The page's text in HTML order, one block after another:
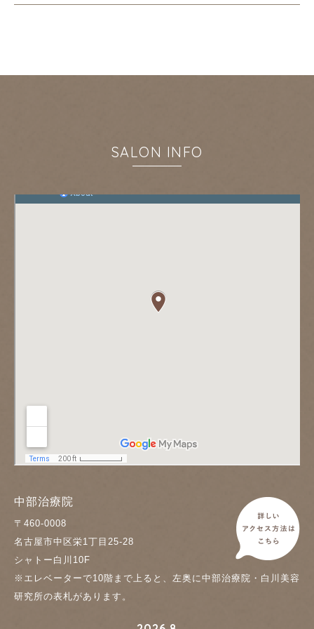
SALON INFO
中部治療院
〒460-0008
名古屋市中区栄1丁目25-28
シャトー白川10F
※エレベーターで10階まで上ると、左奥に中部治療院・白川美容
研究所の表札があります。